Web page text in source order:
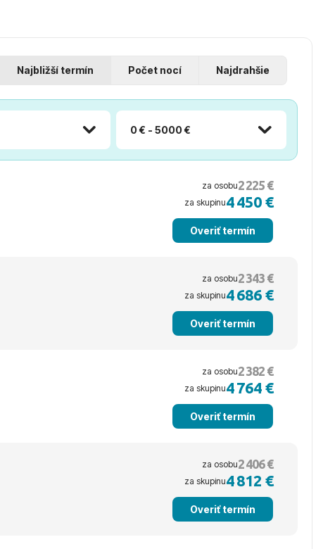
Najbližší termín Počet nocí Najdrahšie
0 € - 5000 €
za osobu2 225 €
za skupinu4 450 €
Overiť termín
za osobu2 343 €
za skupinu4 686 €
Overiť termín
za osobu2 382 €
za skupinu4 764 €
Overiť termín
za osobu2 406 €
za skupinu4 812 €
Overiť termín